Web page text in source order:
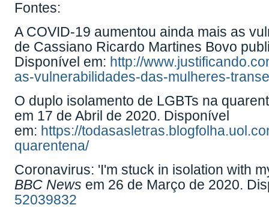
Fontes:
A COVID-19 aumentou ainda mais as
de Cassiano Ricardo Martines Bovo
Disponível em: http://
as-vulnerabilidades-das-mulheres-
O duplo isolamento de LGBTs na
em 17 de Abril de 2020. Disponível
em: https://
quarentena/
Coronavirus: 'I'm stuck in isolation with
BBC News em 26 de Março de 2020.
52039832